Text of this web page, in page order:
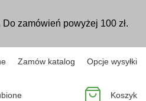
zamówień powyżej 100 zł.
Zamów katalog Opcje wysyłki
Koszyk